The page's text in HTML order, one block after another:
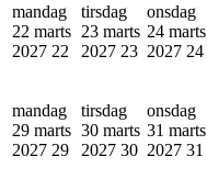
mandag
22 marts
2027 22
tirsdag
23 marts
2027 23
onsdag
24 marts
2027 24
mandag
29 marts
2027 29
tirsdag
30 marts
2027 30
onsdag
31 marts
2027 31